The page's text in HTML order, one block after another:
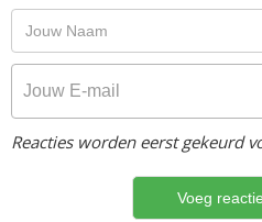
Reacties worden eerst gekeurd